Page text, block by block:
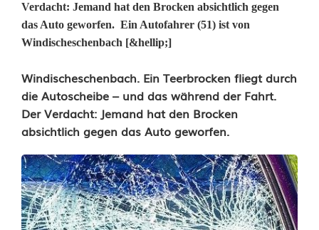
Verdacht: Jemand hat den Brocken absichtlich gegen
das Auto geworfen. Ein Autofahrer (51) ist von
Windischeschenbach [&hellip;]
T
e
e
r
b
r
Windischeschenbach. Ein Teerbrocken fliegt durch
die Autoscheibe – und das während der Fahrt.
Der Verdacht: Jemand hat den Brocken
absichtlich gegen das Auto geworfen.